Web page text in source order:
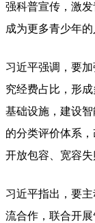
强科普宣传，激
成为更多青少年的
习近平强调，要
究经费占比，形
基础设施，建设
的分类评价体系
开放包容、宽容失
习近平指出，要
流合作，联合开